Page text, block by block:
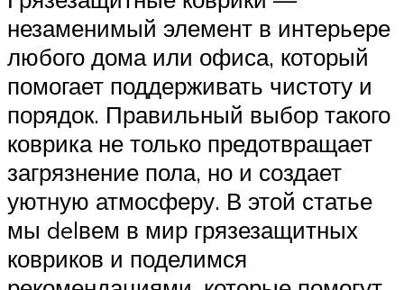
незаменимый элемент в интерьере
любого дома или офиса, который
помогает поддерживать чистоту и
порядок. Правильный выбор такого
коврика не только предотвращает
загрязнение пола, но и создает
уютную атмосферу. В этой статье
мы delвем в мир грязезащитных
ковриков и поделимся